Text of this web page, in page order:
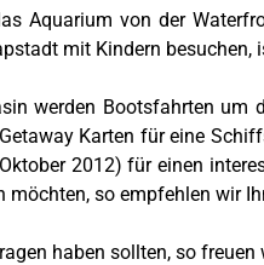
Aquarium von der
mit Kindern besuchen,
werden Bootsfahrten um
Karten für eine
2012) für einen
möchten, so empfehlen wir
haben sollten, so